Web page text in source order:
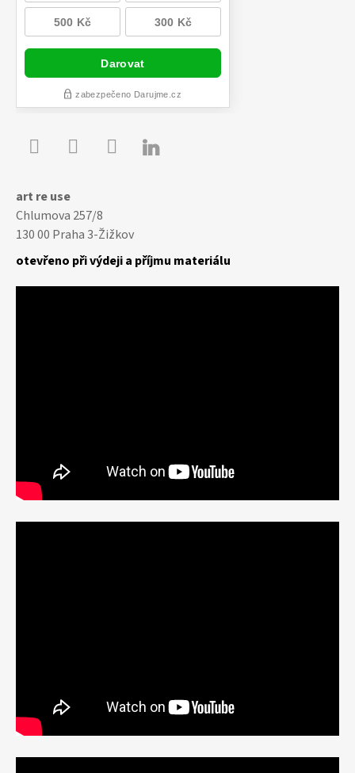

art re use
Chlumova 257/8
130 00 Praha 3-Žižkov
otevřeno při výdeji a příjmu materiálu